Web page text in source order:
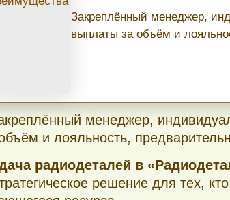
Закреплённый менеджер,
выплаты за объём и
менеджер,
и лояльность,
радиодеталей в
решение для тех,